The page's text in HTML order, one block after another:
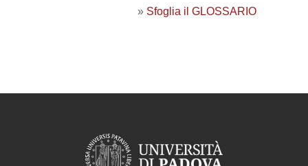
» Sfoglia il GLOSSARIO